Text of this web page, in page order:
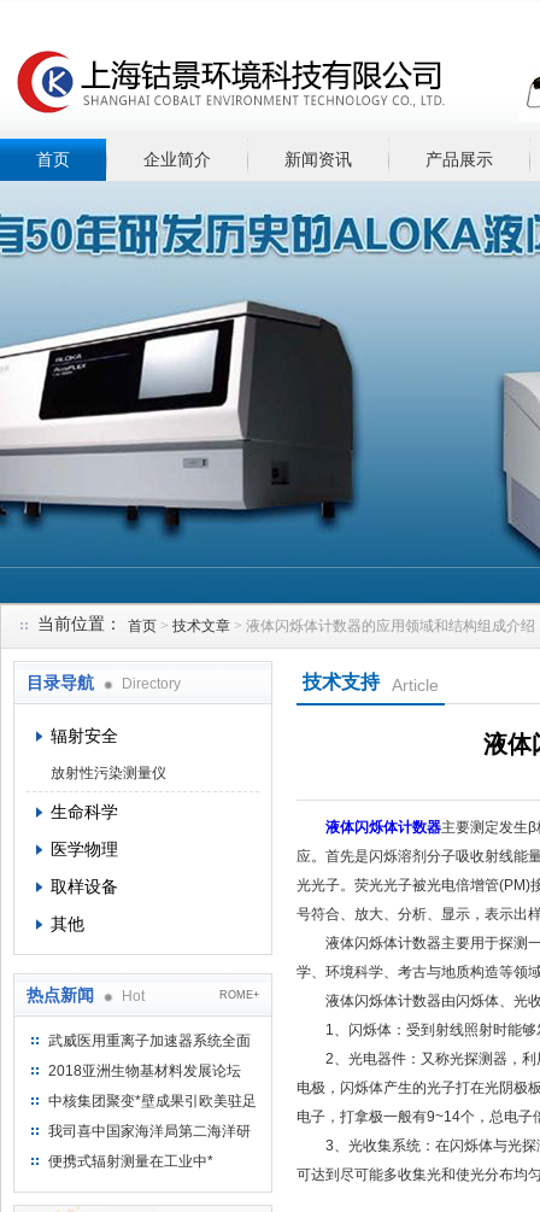
首页 企业简介 新闻资讯 产品展示
当前位置： 首页 > 技术文章 > 液体闪烁体计数器的应用领域和结构组成介绍
目录导航 Directory
辐射安全
放射性污染测量仪
生命科学
医学物理
取样设备
其他
热点新闻 Hot ROME+
武威医用重离子加速器系统全面
完成检测报告 临床试验正式启动
2018亚洲生物基材料发展论坛
中核集团聚变*壁成果引欧美驻足
“人造太阳”指日可待
我司喜中国家海洋局第二海洋研
究所采购低本底液体闪烁计数器
便携式辐射测量在工业中*
技术支持 Article
液体
液体闪烁体计数器主要测定发生
应。首先是闪烁溶剂分子吸收射线能
光光子。荧光光子被光电倍增管(PM)
号符合、放大、分析、显示，表示出
液体闪烁体计数器主要用于探测一
学、环境科学、考古与地质构造等领
液体闪烁体计数器由闪烁体、光收
1、闪烁体：受到射线照射时能够
2、光电器件：又称光探测器，利
电极，闪烁体产生的光子打在光阴极
电子，打拿极一般有9~14个，总电
3、光收集系统：在闪烁体与光探
可达到尽可能多收集光和使光分布均